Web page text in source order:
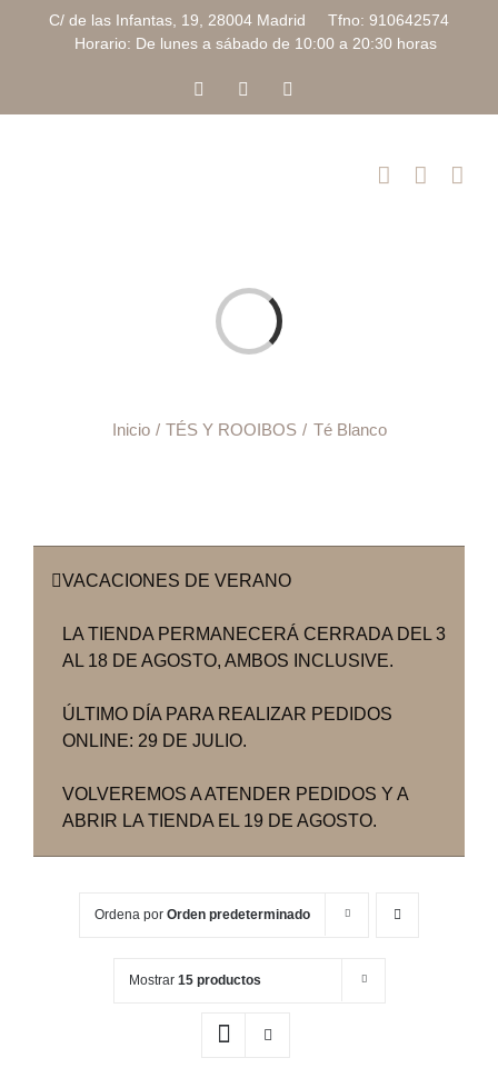
C/ de las Infantas, 19, 28004 Madrid Tfno: 910642574
Horario: De lunes a sábado de 10:00 a 20:30 horas
FacebookInstagram
Cargando...
Inicio TÉS Y ROOIBOS Té Blanco
VACACIONES DE VERANO
LA TIENDA PERMANECERÁ CERRADA DEL 3
AL 18 DE AGOSTO, AMBOS INCLUSIVE.
ÚLTIMO DÍA PARA REALIZAR PEDIDOS
ONLINE: 29 DE JULIO.
VOLVEREMOS A ATENDER PEDIDOS Y A
ABRIR LA TIENDA EL 19 DE AGOSTO.
Ordena por Orden predeterminado
Mostrar 15 productos